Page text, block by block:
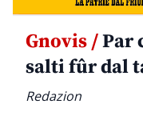
Gnovis /Par
salti fûr dal
Redazion